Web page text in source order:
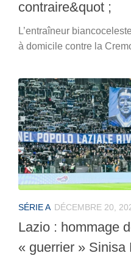
contraire&quot ;
L’entraîneur
à domicile contre la
SÉRIE A DÉCEMBRE 20,
Lazio : hommage
« guerrier » Sinisa